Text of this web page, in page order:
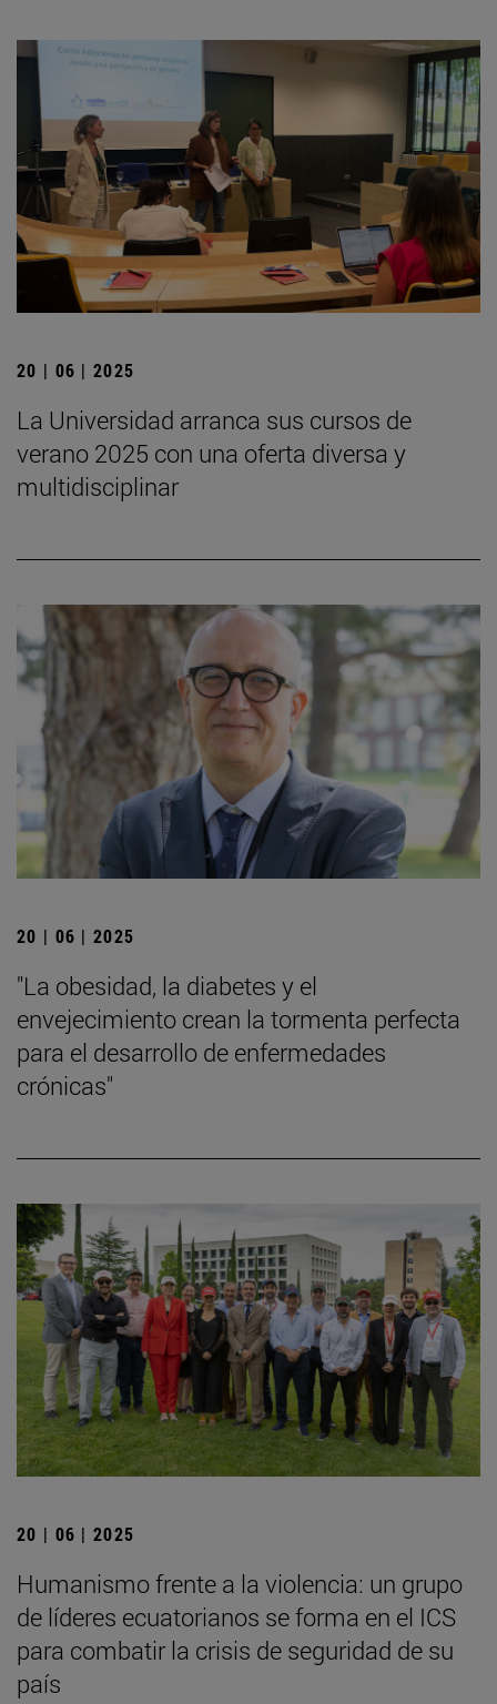
20 | 06 | 2025
La Universidad arranca sus cursos de
verano 2025 con una oferta diversa y
multidisciplinar
20 | 06 | 2025
"La obesidad, la diabetes y el
envejecimiento crean la tormenta perfecta
para el desarrollo de enfermedades
crónicas"
20 | 06 | 2025
Humanismo frente a la violencia: un grupo
de líderes ecuatorianos se forma en el ICS
para combatir la crisis de seguridad de su
país